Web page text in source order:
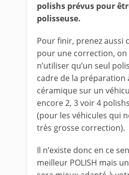
polishs prévus pour
polisseuse.
Pour finir, prenez aussi
pour une correction,
n’utiliser qu’un seul
cadre de la préparation
céramique sur un
encore 2, 3 voir 4
(pour les véhicules qui
très grosse correction).
Il n’existe donc en ce
meilleur POLISH mais